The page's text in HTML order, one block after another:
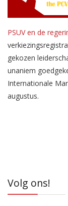
PSUV en de
gekozen
unaniem
Internationale
augustus.
Volg ons!